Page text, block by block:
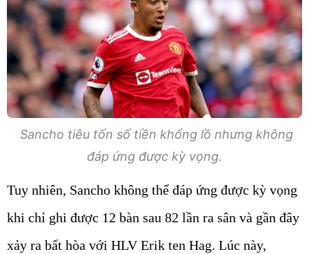
Sancho tiêu tốn số tiền khổng lồ nhưng không
đáp ứng được kỳ vọng.
Tuy nhiên, Sancho không thể đáp ứng được kỳ vọng
khi chỉ ghi được 12 bàn sau 82 lần ra sân và gần đây
xảy ra bất hòa với HLV Erik ten Hag. Lúc này,